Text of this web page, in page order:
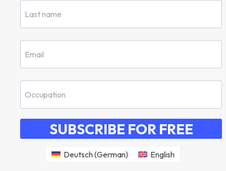
SUBSCRIBE FOR FREE
Deutsch(German) English